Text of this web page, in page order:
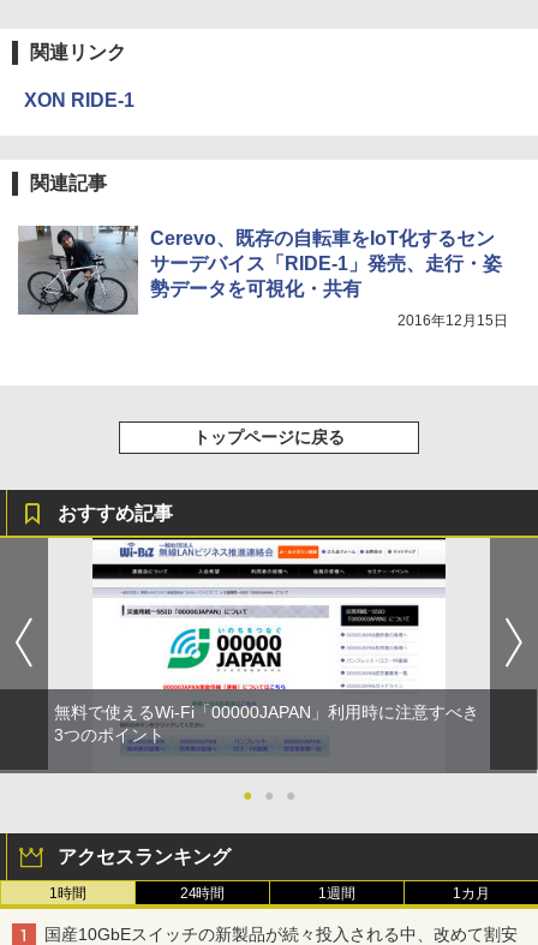
関連リンク
XON RIDE-1
関連記事
Cerevo、既存の自転車をIoT化するセン
サーデバイス「RIDE-1」発売、走行・姿
勢データを可視化・共有
2016年12月15日
トップページに戻る
おすすめ記事
無料で使えるWi-Fi「00000JAPAN」利用時に注意すべき
3つのポイント
● ● ●
アクセスランキング
1時間 24時間 1週間 1カ月
国産10GbEスイッチの新製品が続々投入される中、改めて割安